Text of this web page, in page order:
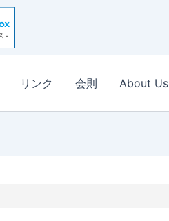
リンク 会則 About Us